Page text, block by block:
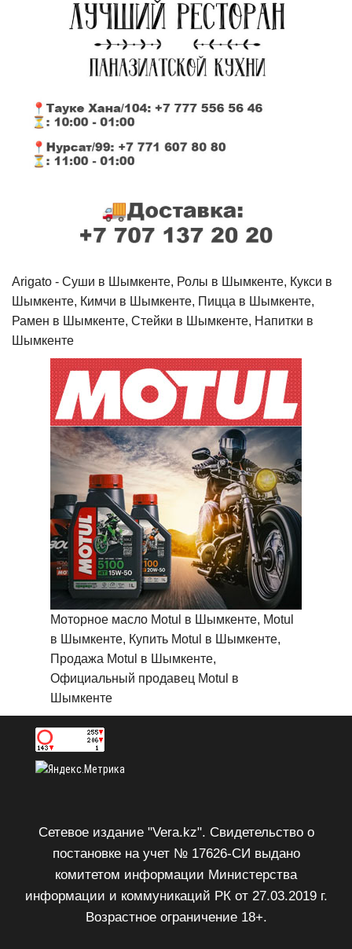
Arigato - Cуши в Шымкенте, Ролы в Шымкенте, Кукси в
Шымкенте, Кимчи в Шымкенте, Пицца в Шымкенте,
Рамен в Шымкенте, Стейки в Шымкенте, Напитки в
Шымкенте
Моторное масло Motul в Шымкенте, Motul
в Шымкенте, Купить Motul в Шымкенте,
Продажа Motul в Шымкенте,
Официальный продавец Motul в
Шымкенте
Сетевое издание "Vera.kz". Свидетельство о
постановке на учет № 17626-СИ выдано
комитетом информации Министерства
информации и коммуникаций РК от 27.03.2019 г.
Возрастное ограничение 18+.